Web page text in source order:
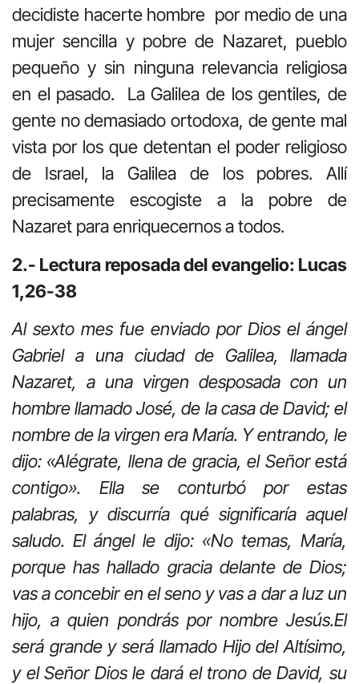
decidiste hacerte hombre por medio de una
mujer sencilla y pobre de Nazaret, pueblo
pequeño y sin ninguna relevancia religiosa
en el pasado. La Galilea de los gentiles, de
gente no demasiado ortodoxa, de gente mal
vista por los que detentan el poder religioso
de Israel, la Galilea de los pobres. Allí
precisamente escogiste a la pobre de
Nazaret para enriquecernos a todos.
2.- Lectura reposada del evangelio: Lucas
1,26-38
Al sexto mes fue enviado por Dios el ángel
Gabriel a una ciudad de Galilea, llamada
Nazaret, a una virgen desposada con un
hombre llamado José, de la casa de David; el
nombre de la virgen era María. Y entrando, le
dijo: «Alégrate, llena de gracia, el Señor está
contigo». Ella se conturbó por estas
palabras, y discurría qué significaría aquel
saludo. El ángel le dijo: «No temas, María,
porque has hallado gracia delante de Dios;
vas a concebir en el seno y vas a dar a luz un
hijo, a quien pondrás por nombre Jesús.El
será grande y será llamado Hijo del Altísimo,
y el Señor Dios le dará el trono de David, su